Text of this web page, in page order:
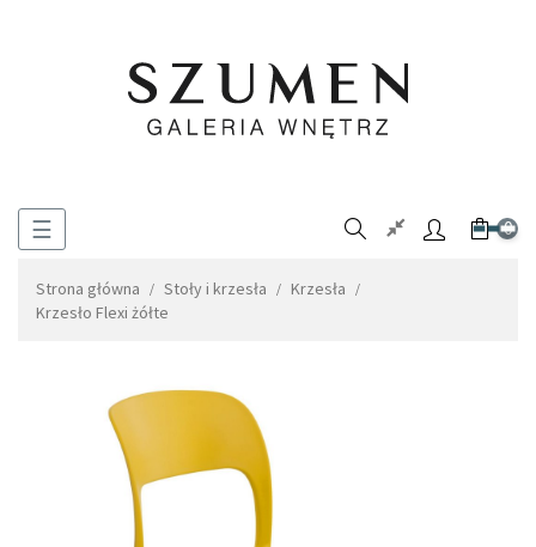
Toggle
☰ 0
Strona główna Stoły i krzesła
Krzesła
Krzesło Flexi żółte